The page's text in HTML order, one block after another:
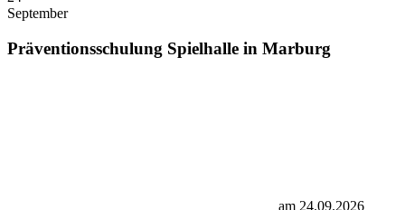
September
Präventionsschulung Spielhalle in Marburg
am 24.09.2026